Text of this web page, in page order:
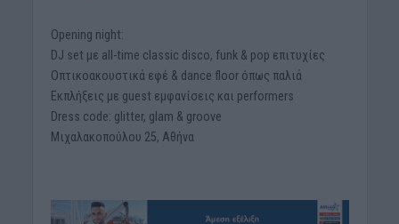
Opening night:
DJ set με all-time classic disco, funk & pop επιτυχίες
Οπτικοακουστικά εφέ & dance floor όπως παλιά
Εκπλήξεις με guest εμφανίσεις και performers
Dress code: glitter, glam & groove
Μιχαλακοπούλου 25, Αθήνα